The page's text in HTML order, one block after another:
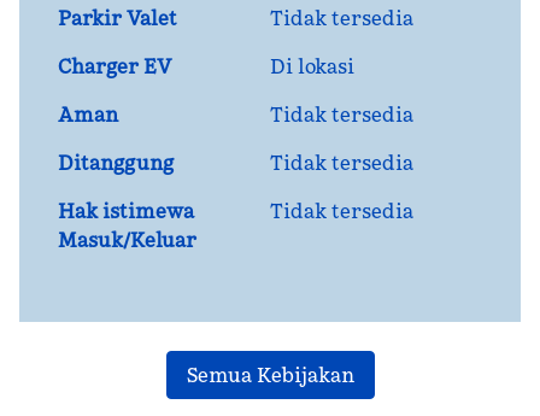
Parkir Valet
Tidak tersedia
Charger EV
Di lokasi
Aman
Tidak tersedia
Ditanggung
Tidak tersedia
Hak istimewa
Masuk/Keluar
Tidak tersedia
Semua Kebijakan